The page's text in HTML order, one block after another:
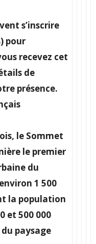
s’inscrire
) pour
recevez cet
de
présence.
le Sommet
le premier
du
1 500
la population
et 500 000
paysage